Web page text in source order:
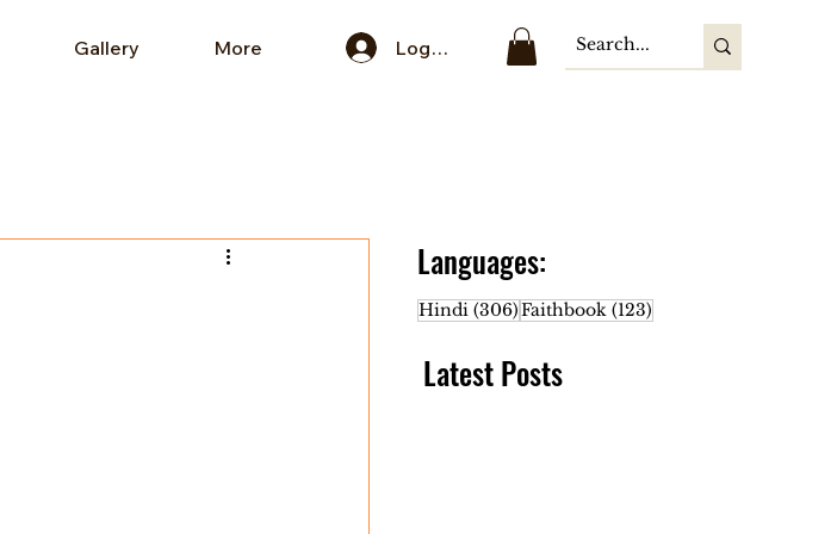
Gallery More Log In
Languages:
Hindi (306)306 posts
Faithbook (123)
Latest Posts